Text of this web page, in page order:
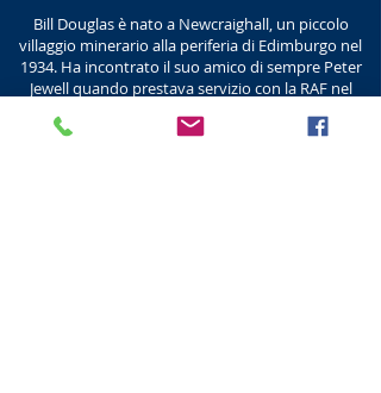
Bill Douglas è nato a Newcraighall, un piccolo
villaggio minerario alla periferia di Edimburgo nel
1934. Ha incontrato il suo amico di sempre Peter
Jewell quando prestava servizio con la RAF nel
più grandi collezioni di cimeli cinematografici in